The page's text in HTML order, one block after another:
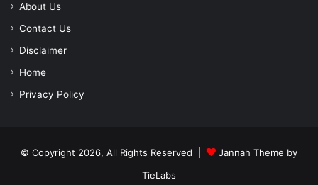
About Us
Contact Us
Disclaimer
Home
Privacy Policy
© Copyright 2026, All Rights Reserved |
Jannah Theme by
TieLabs